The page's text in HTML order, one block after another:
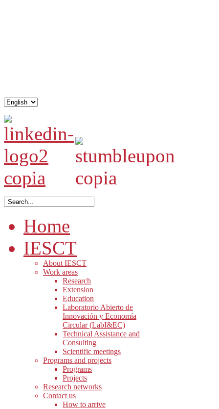
Home
IESCT
About IESCT
Work areas
Research
Extension
Education
Laboratorio Abierto de
Innovación y Economía
Circular (LabI&EC)
Technical Assistance and
Consulting
Scientific meetings
Programs and projects
Programs
Projects
Research networks
Contact us
How to arrive